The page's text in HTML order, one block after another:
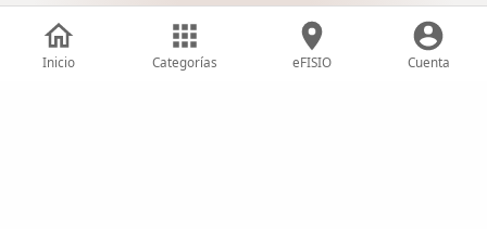
Inicio Categorías eFISIO Cuenta